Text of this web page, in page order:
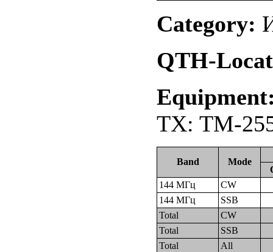
Category:
QTH-
TX: TM-
Band Mode
144 МГц
CW
144 МГц
SSB
Total
CW
Total
SSB
Total
All